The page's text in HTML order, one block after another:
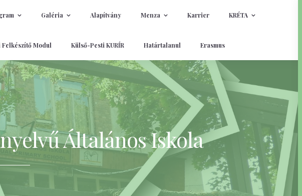
Általános Iskola
Galéria Alapítvány Menza Karrier KRÉTA
Felkészítő Modul Külső-Pesti KURÍR Határtalanul Erasmus